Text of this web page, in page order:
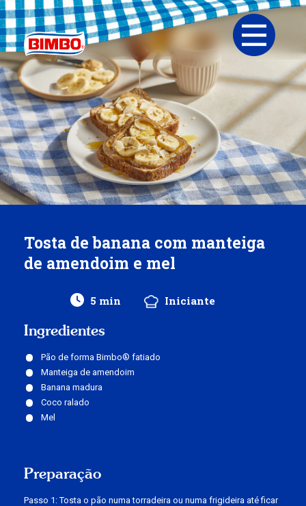
Tosta de banana com manteiga
de amendoim e mel
5 min Iniciante
Ingredientes
Pão de forma Bimbo® fatiado
Manteiga de amendoim
Banana madura
Coco ralado
Mel
Preparação
Passo 1: Tosta o pão numa torradeira ou numa frigideira até ficar